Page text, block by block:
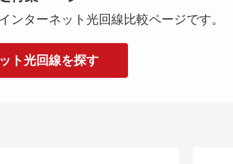
ンターネット光回線比較ページです。
ト光回線を探す